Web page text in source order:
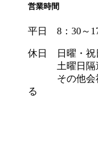
営業時間
平日 8：30～
休日 日曜・祝
土曜日隔
その他会社
る